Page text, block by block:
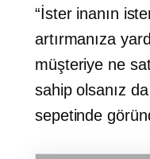
“İster inanın
artırmanıza
müşteriye ne
sahip olsanız
sepetinde